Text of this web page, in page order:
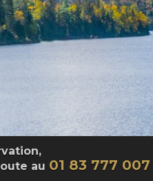
au 01 83 777 007